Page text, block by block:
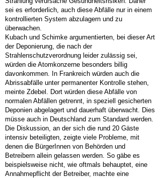
sei es erforderlich, auch diese Abfälle nur in einem
kontrollierten System abzulagern und zu
überwachen.
Kubach und Schimke argumentierten, bei dieser Art
der Deponierung, die nach der
Strahlenschutzverordnung leider zulässig sei,
würden die Atomkonzerne besonders billig
davonkommen. In Frankreich würden auch die
Abrissabfälle unter permanenter Kontrolle stehen,
meinte Zdebel. Dort würden diese Abfälle von
normalen Abfällen getrennt, in speziell gesicherten
Deponien abgelagert und dauerhaft überwacht. Dies
müsse auch in Deutschland zum Standard werden.
Die Diskussion, an der sich die rund 20 Gäste
intensiv beteiligten, zeigte viele Probleme, mit
denen die BürgerInnen von Behörden und
Betreibern allein gelassen werden. So gäbe es
beispielsweise nicht, wie oftmals behauptet, eine
Annahmepflicht der Betreiber, machte eine